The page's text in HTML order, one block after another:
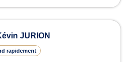
JURION
rapidement